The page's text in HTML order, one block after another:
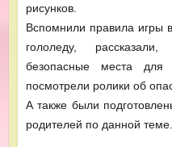
рисунков.
Вспомнили правила игры
гололеду,
безопасные места
посмотрели ролики об
А также были
родителей по данной теме.